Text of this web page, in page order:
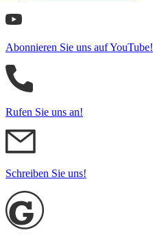
Abonnieren Sie uns auf YouTube!
Rufen Sie uns an!
Schreiben Sie uns!